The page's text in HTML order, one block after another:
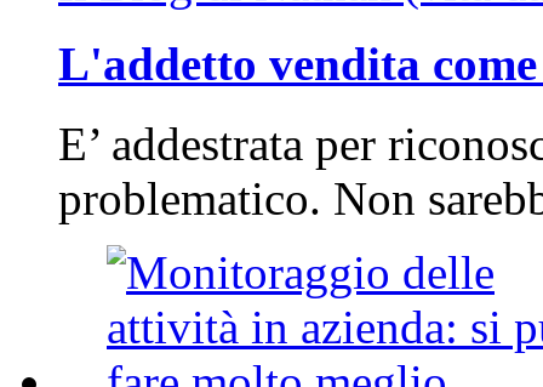
L'addetto vendita
E’ addestrata per
problematico. Non